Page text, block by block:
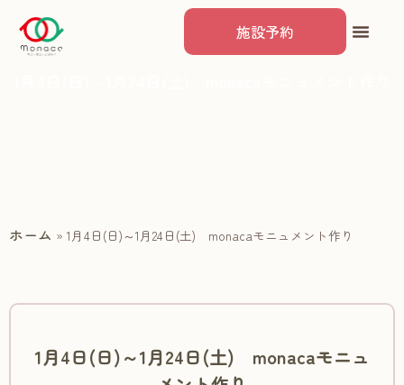
施設予約
ホーム » 1月4日(日)～1月24日(土) monacaモニュメント作り
1月4日(日)～1月24日(土) monacaモニュ